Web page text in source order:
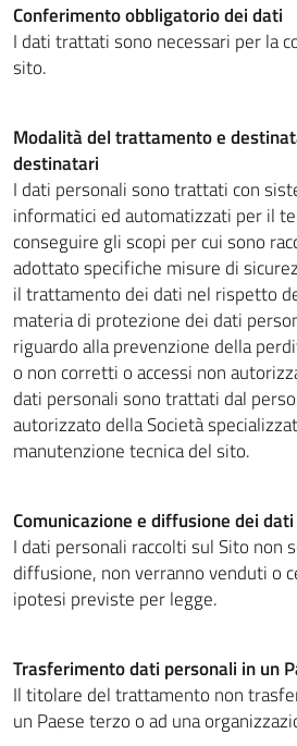
Conferimento obbligatorio dei dati
I dati trattati sono necessari per la
sito.
Modalità del trattamento e
destinatari
I dati personali sono trattati con
informatici ed automatizzati per il
conseguire gli scopi per cui sono
adottato specifiche misure di
il trattamento dei dati nel rispetto
materia di protezione dei dati
riguardo alla prevenzione della
o non corretti o accessi non
dati personali sono trattati dal
autorizzato della Società
manutenzione tecnica del sito.
Comunicazione e diffusione dei dati
I dati personali raccolti sul Sito non
diffusione, non verranno venduti o
ipotesi previste per legge.
Trasferimento dati personali in un
Il titolare del trattamento non
un Paese terzo o ad una